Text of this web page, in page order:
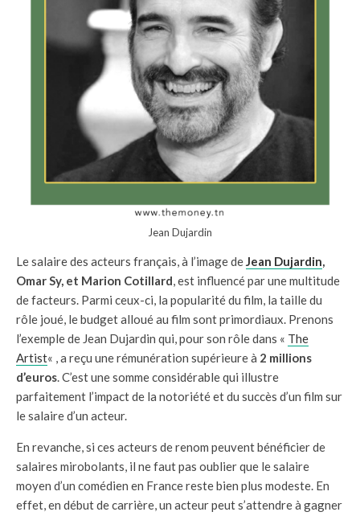
Jean Dujardin
Le salaire des acteurs français, à l’image deJean Dujardin,
Omar Sy, et Marion Cotillard, est influencé par une multitude
de facteurs. Parmi ceux-ci, la popularité du film, la taille du
rôle joué, le budget alloué au film sont primordiaux. Prenons
l’exemple de Jean Dujardin qui, pour son rôle dans « The
Artist« , a reçu une rémunération supérieure à 2 millions
d’euros. C’est une somme considérable qui illustre
parfaitement l’impact de la notoriété et du succès d’un film sur
le salaire d’un acteur.
En revanche, si ces acteurs de renom peuvent bénéficier de
salaires mirobolants, il ne faut pas oublier que le salaire
moyen d’un comédien en France reste bien plus modeste. En
effet, en début de carrière, un acteur peut s’attendre à gagner